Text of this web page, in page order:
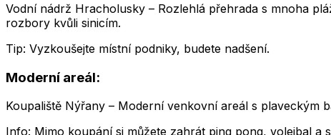
Vodní nádrž Hracholusky – Rozlehlá přehrada s mnoha
rozbory kvůli sinicím.
Tip: Vyzkoušejte místní podniky, budete nadšení.
Moderní areál:
Koupaliště Nýřany – Moderní venkovní areál s plaveckým
Info: Mimo koupání si můžete zahrát ping pong, volejbal a